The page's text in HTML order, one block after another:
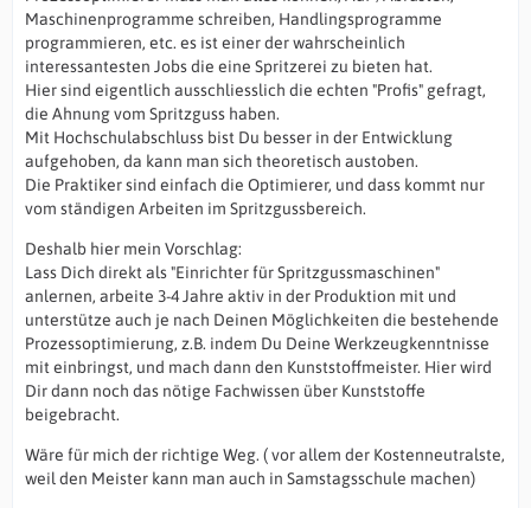
Maschinenprogramme schreiben, Handlingsprogramme
programmieren, etc. es ist einer der wahrscheinlich
interessantesten Jobs die eine Spritzerei zu bieten hat.
Hier sind eigentlich ausschliesslich die echten "Profis" gefragt,
die Ahnung vom Spritzguss haben.
Mit Hochschulabschluss bist Du besser in der Entwicklung
aufgehoben, da kann man sich theoretisch austoben.
Die Praktiker sind einfach die Optimierer, und dass kommt nur
vom ständigen Arbeiten im Spritzgussbereich.
Deshalb hier mein Vorschlag:
Lass Dich direkt als "Einrichter für Spritzgussmaschinen"
anlernen, arbeite 3-4 Jahre aktiv in der Produktion mit und
unterstütze auch je nach Deinen Möglichkeiten die bestehende
Prozessoptimierung, z.B. indem Du Deine Werkzeugkenntnisse
mit einbringst, und mach dann den Kunststoffmeister. Hier wird
Dir dann noch das nötige Fachwissen über Kunststoffe
beigebracht.
Wäre für mich der richtige Weg. ( vor allem der Kostenneutralste,
weil den Meister kann man auch in Samstagsschule machen)